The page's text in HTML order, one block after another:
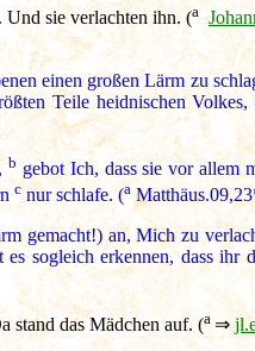
Und sie verlachten ihn. (a
einen großen Lärm zu
Teile heidnischen
b gebot Ich, dass sie vor allem
c nur schlafe. (a
gemacht!) an, Mich zu
sogleich erkennen, dass ihr
stand das Mädchen auf. (a ⇒